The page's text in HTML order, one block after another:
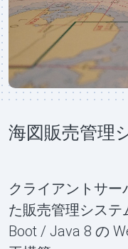
海図販売管理
クライアントサ
た販売管理システ
Boot / Java 8 の